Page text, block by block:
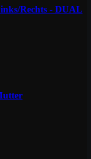
Rechts - DUAL